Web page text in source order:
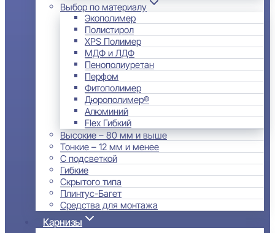
Выбор по материалу
Экополимер
Полистирол
XPS Полимер
МДФ и ЛДФ
Пенополиуретан
Перфом
Фитополимер
Дюрополимер®
Алюминий
Flex Гибкий
Высокие – 80 мм и выше
Тонкие – 12 мм и менее
С подсветкой
Гибкие
Скрытого типа
Плинтус-Багет
Средства для монтажа
Карнизы